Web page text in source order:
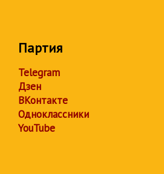
Партия
Telegram
Дзен
ВКонтакте
Одноклассники
YouTube